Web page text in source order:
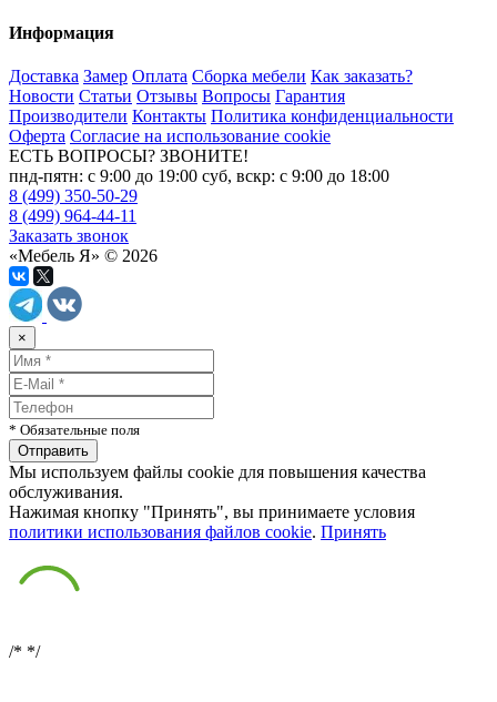
Информация
Доставка Замер Оплата Сборка мебели Как заказать?
Новости Статьи Отзывы Вопросы Гарантия
Производители Контакты Политика конфиденциальности
Оферта Согласие на использование cookie
ЕСТЬ ВОПРОСЫ? ЗВОНИТЕ!
пнд-пятн: с 9:00 до 19:00 суб, вскр: с 9:00 до 18:00
8 (499) 350-50-29
8 (499) 964-44-11
Заказать звонок
«Мебель Я» © 2026
×
* Обязательные поля
Мы используем файлы cookie для повышения качества
обслуживания.
Нажимая кнопку "Принять", вы принимаете условия
политики использования файлов cookie. Принять
/* */